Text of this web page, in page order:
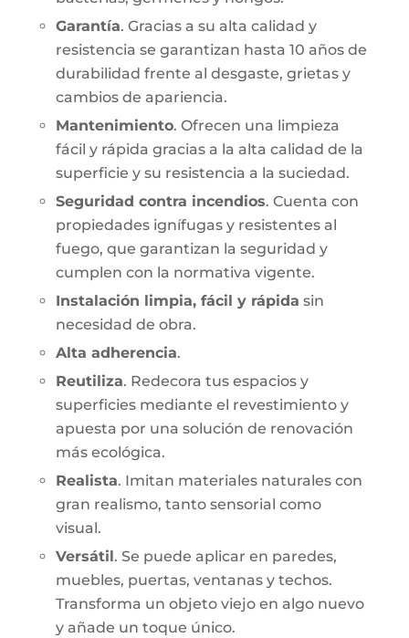
Garantía. Gracias a su alta calidad y
resistencia se garantizan hasta 10 años de
durabilidad frente al desgaste, grietas y
cambios de apariencia.
Mantenimiento. Ofrecen una limpieza
fácil y rápida gracias a la alta calidad de la
superficie y su resistencia a la suciedad.
Seguridad contra incendios. Cuenta con
propiedades ignífugas y resistentes al
fuego, que garantizan la seguridad y
cumplen con la normativa vigente.
Instalación limpia, fácil y rápida sin
necesidad de obra.
Alta adherencia.
Reutiliza. Redecora tus espacios y
superficies mediante el revestimiento y
apuesta por una solución de renovación
más ecológica.
Realista. Imitan materiales naturales con
gran realismo, tanto sensorial como
visual.
Versátil . Se puede aplicar en paredes,
muebles, puertas, ventanas y techos.
Transforma un objeto viejo en algo nuevo
y añade un toque único.